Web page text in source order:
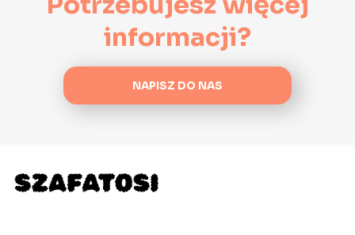
informacji?
NAPISZ DO NAS